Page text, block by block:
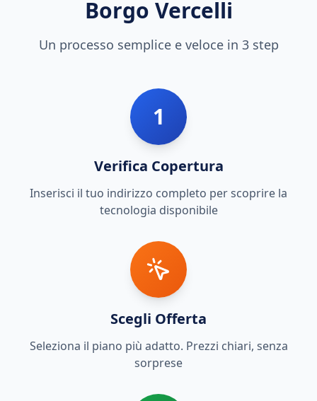
Borgo Vercelli
Un processo semplice e veloce in 3 step
1
Verifica Copertura
Inserisci il tuo indirizzo completo per scoprire la
tecnologia disponibile
Scegli Offerta
Seleziona il piano più adatto. Prezzi chiari, senza
sorprese